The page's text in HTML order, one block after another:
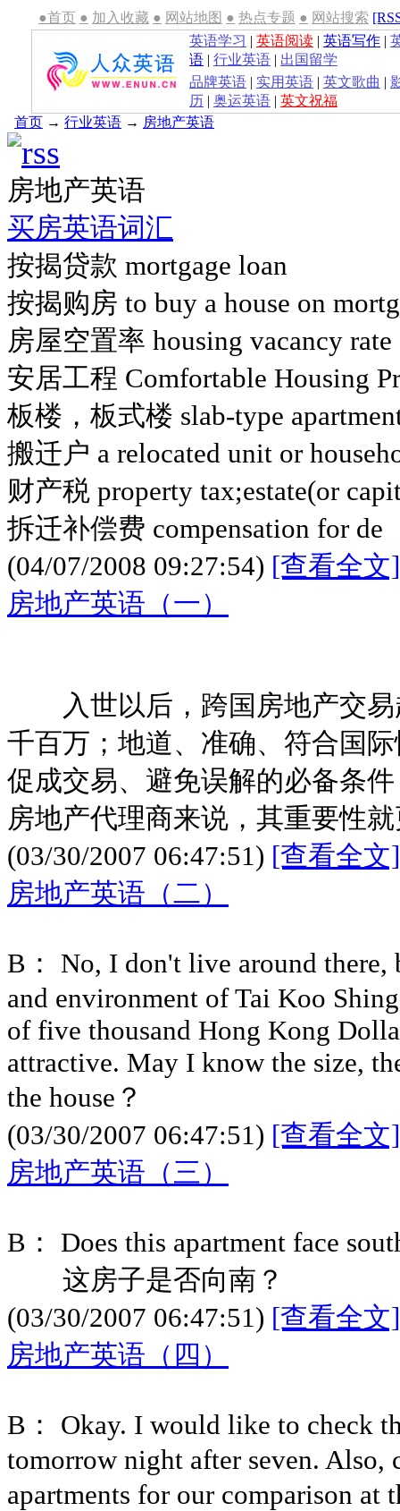
●首页 ● 加入收藏 ● 网站地图 ● 热点专题 ● 网站搜索
英语学习 | 英语阅读 | 英语写作 |
语 | 行业英语 | 出国留学
品牌英语 | 实用英语 | 英文歌曲 |
历 | 奥运英语 | 英文祝福
首页 → 行业英语 → 房地产英语
房地产英语
买房英语词汇
按揭贷款 mortgage loan
按揭购房 to buy a house on
房屋空置率 housing vacancy
安居工程 Comfortable Housing
板楼，板式楼 slab-type
搬迁户 a relocated unit or
财产税 property tax;estate(or
拆迁补偿费 compensation for de
(04/07/2008 09:27:54) [查看全文]
房地产英语（一）
入世以后，跨国房地产交易
千百万；地道、准确、符合国
促成交易、避免误解的必备条
房地产代理商来说，其重要性
(03/30/2007 06:47:51) [查看全文]
房地产英语（二）
B： No, I don't live around
and environment of Tai Koo
of five thousand Hong Kong
attractive. May I know the size,
the house？
(03/30/2007 06:47:51) [查看全文]
房地产英语（三）
B： Does this apartment face
这房子是否向南？
(03/30/2007 06:47:51) [查看全文]
房地产英语（四）
B： Okay. I would like to check
tomorrow night after seven. Also,
apartments for our comparison at